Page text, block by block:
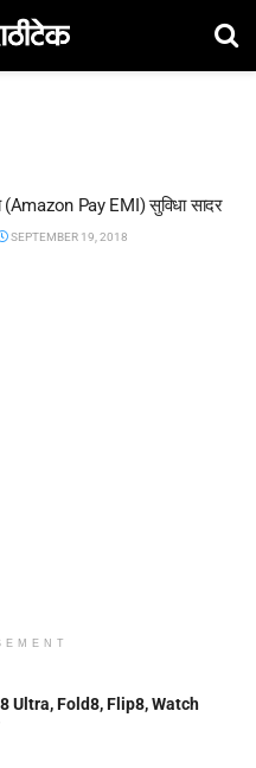
Pay EMI) सुविधा सादर
SEPTEMBER 19, 2018
Ultra, Fold8, Flip8, Watch